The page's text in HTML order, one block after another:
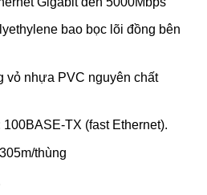
bao bọc lõi đồng bên
vỏ nhựa PVC nguyên chất
TX (fast Ethernet).
thùng